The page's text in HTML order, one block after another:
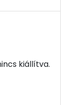
kiállítva.